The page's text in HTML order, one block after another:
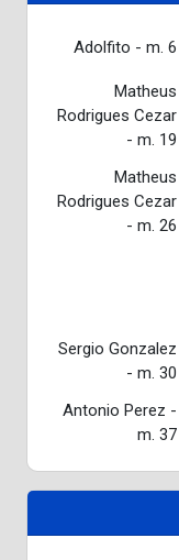
Adolfito - m. 6
Matheus
Rodrigues Cezar
- m. 19
Matheus
Rodrigues Cezar
- m. 26
Sergio Gonzalez
- m. 30
Antonio Perez -
m. 37